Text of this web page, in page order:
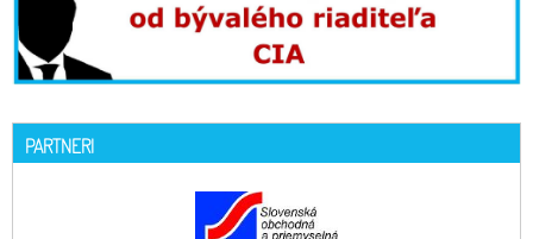
PARTNERI